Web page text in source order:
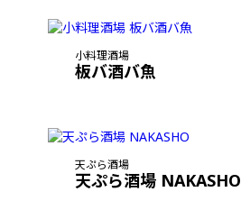
小料理酒場
板バ酒バ魚
天ぷら酒場
天ぷら酒場 NAKASHO